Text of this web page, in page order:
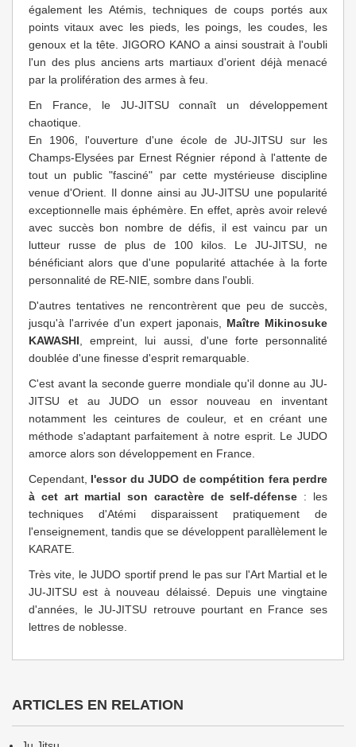
également les Atémis, techniques de coups portés aux
points vitaux avec les pieds, les poings, les coudes, les
genoux et la tête. JIGORO KANO a ainsi soustrait à l'oubli
l'un des plus anciens arts martiaux d'orient déjà menacé
par la prolifération des armes à feu.
En France, le JU-JITSU connaît un développement
chaotique.
En 1906, l'ouverture d'une école de JU-JITSU sur les
Champs-Elysées par Ernest Régnier répond à l'attente de
tout un public "fasciné" par cette mystérieuse discipline
venue d'Orient. Il donne ainsi au JU-JITSU une popularité
exceptionnelle mais éphémère. En effet, après avoir relevé
avec succès bon nombre de défis, il est vaincu par un
lutteur russe de plus de 100 kilos. Le JU-JITSU, ne
bénéficiant alors que d'une popularité attachée à la forte
personnalité de RE-NIE, sombre dans l'oubli.
D'autres tentatives ne rencontrèrent que peu de succès,
jusqu'à l'arrivée d'un expert japonais, Maître Mikinosuke
KAWASHI, empreint, lui aussi, d'une forte personnalité
doublée d'une finesse d'esprit remarquable.
C'est avant la seconde guerre mondiale qu'il donne au JU-
JITSU et au JUDO un essor nouveau en inventant
notamment les ceintures de couleur, et en créant une
méthode s'adaptant parfaitement à notre esprit. Le JUDO
amorce alors son développement en France.
Cependant, l'essor du JUDO de compétition fera perdre
à cet art martial son caractère de self-défense : les
techniques d'Atémi disparaissent pratiquement de
l'enseignement, tandis que se développent parallèlement le
KARATE.
Très vite, le JUDO sportif prend le pas sur l'Art Martial et le
JU-JITSU est à nouveau délaissé. Depuis une vingtaine
d'années, le JU-JITSU retrouve pourtant en France ses
lettres de noblesse.
ARTICLES EN RELATION